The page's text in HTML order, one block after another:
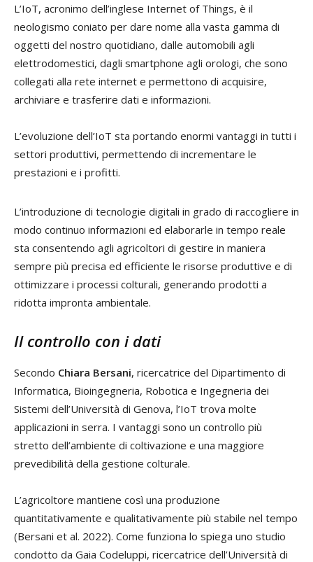
L’IoT, acronimo dell’inglese Internet of Things, è il
neologismo coniato per dare nome alla vasta gamma di
oggetti del nostro quotidiano, dalle automobili agli
elettrodomestici, dagli smartphone agli orologi, che sono
collegati alla rete internet e permettono di acquisire,
archiviare e trasferire dati e informazioni.
L’evoluzione dell’IoT sta portando enormi vantaggi in tutti i
settori produttivi, permettendo di incrementare le
prestazioni e i profitti.
L’introduzione di tecnologie digitali in grado di raccogliere in
modo continuo informazioni ed elaborarle in tempo reale
sta consentendo agli agricoltori di gestire in maniera
sempre più precisa ed efficiente le risorse produttive e di
ottimizzare i processi colturali, generando prodotti a
ridotta impronta ambientale.
Il controllo con i dati
Secondo Chiara Bersani, ricercatrice del Dipartimento di
Informatica, Bioingegneria, Robotica e Ingegneria dei
Sistemi dell’Università di Genova, l’IoT trova molte
applicazioni in serra. I vantaggi sono un controllo più
stretto dell’ambiente di coltivazione e una maggiore
prevedibilità della gestione colturale.
L’agricoltore mantiene così una produzione
quantitativamente e qualitativamente più stabile nel tempo
(Bersani et al. 2022). Come funziona lo spiega uno studio
condotto da Gaia Codeluppi, ricercatrice dell’Università di